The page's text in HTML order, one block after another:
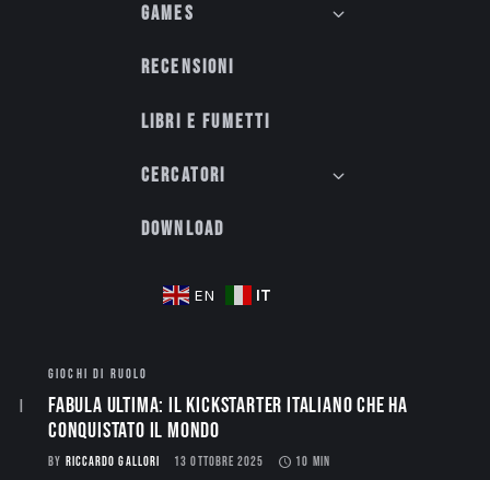
Games
Recensioni
Libri e fumetti
Cercatori
Download
EN IT
GIOCHI DI RUOLO
Fabula Ultima: il Kickstarter italiano che ha
conquistato il mondo
BY RICCARDO GALLORI 13 OTTOBRE 2025 10 MIN